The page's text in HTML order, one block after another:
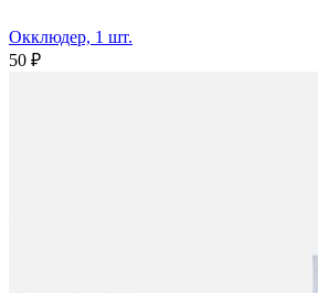
Окклюдер, 1 шт.
50 ₽